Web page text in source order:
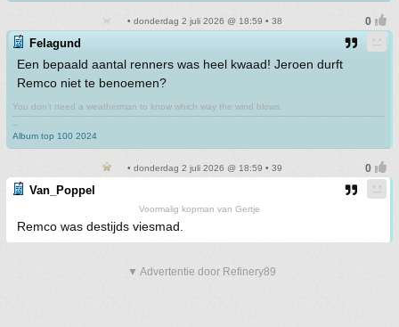
• donderdag 2 juli 2026 @ 18:59 • 38
Felagund
Een bepaald aantal renners was heel kwaad! Jeroen durft
Remco niet te benoemen?
You don't need a weatherman to know which way the wind blows.
-------------------------------------------------------------------------------------------------------------------------------------------
--
Album top 100 2024
• donderdag 2 juli 2026 @ 18:59 • 39
Van_Poppel
Voormalig kopman van Gertje
Remco was destijds viesmad.
▼ Advertentie door Refinery89